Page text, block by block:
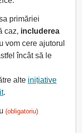
primăriei
caz, includerea
vom cere ajutorul
încât să le
alte inițiative
.
(obligatoriu)